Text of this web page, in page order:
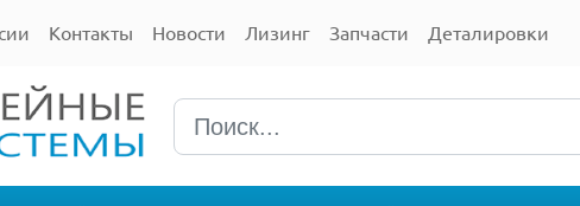
Контакты Новости Лизинг Запчасти Деталировки